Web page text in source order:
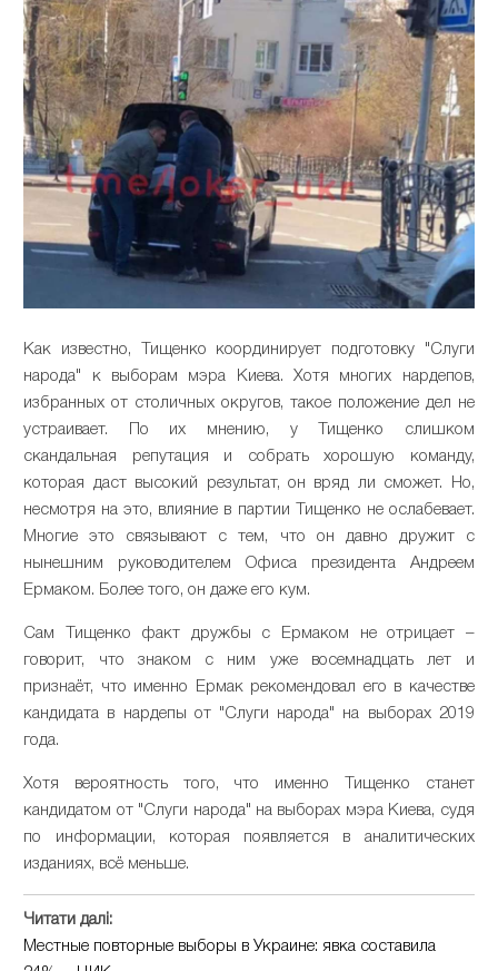
Как известно, Тищенко координирует подготовку "Слуги
народа" к выборам мэра Киева. Хотя многих нардепов,
избранных от столичных округов, такое положение дел не
устраивает. По их мнению, у Тищенко слишком
скандальная репутация и собрать хорошую команду,
которая даст высокий результат, он вряд ли сможет. Но,
несмотря на это, влияние в партии Тищенко не ослабевает.
Многие это связывают с тем, что он давно дружит с
нынешним руководителем Офиса президента Андреем
Ермаком. Более того, он даже его кум.
Сам Тищенко факт дружбы с Ермаком не отрицает –
говорит, что знаком с ним уже восемнадцать лет и
признаёт, что именно Ермак рекомендовал его в качестве
кандидата в нардепы от "Слуги народа" на выборах 2019
года.
Хотя вероятность того, что именно Тищенко станет
кандидатом от "Слуги народа" на выборах мэра Киева, судя
по информации, которая появляется в аналитических
изданиях, всё меньше.
Читати далі:
Местные повторные выборы в Украине: явка составила